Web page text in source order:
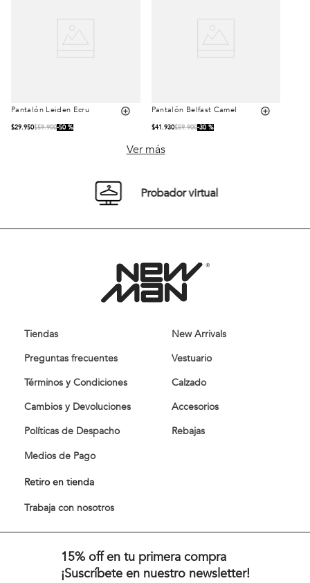
Pantalón Leiden Ecru
$29.950$59.900 50 %
Talla
Pantalón Belfast Camel
$41.930$59.900 30 %
Talla
Ver más
Probador virtual
Tiendas
Preguntas frecuentes
Términos y Condiciones
Cambios y Devoluciones
Políticas de Despacho
Medios de Pago
Retiro en tienda
Trabaja con nosotros
New Arrivals
Vestuario
Calzado
Accesorios
Rebajas
15% off en tu primera compra
¡Suscríbete en nuestro newsletter!